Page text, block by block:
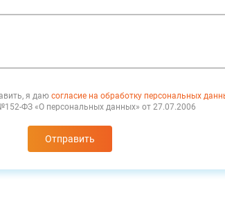
я даю согласие на обработку персональных
ФЗ «О персональных данных» от 27.07.2006
Отправить